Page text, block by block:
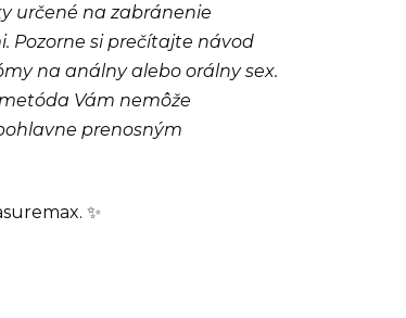
určené na zabránenie
Pozorne si prečítajte návod
na análny alebo orálny sex.
Vám nemôže
prenosným
✨